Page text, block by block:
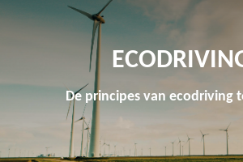
De principes van ecodriving